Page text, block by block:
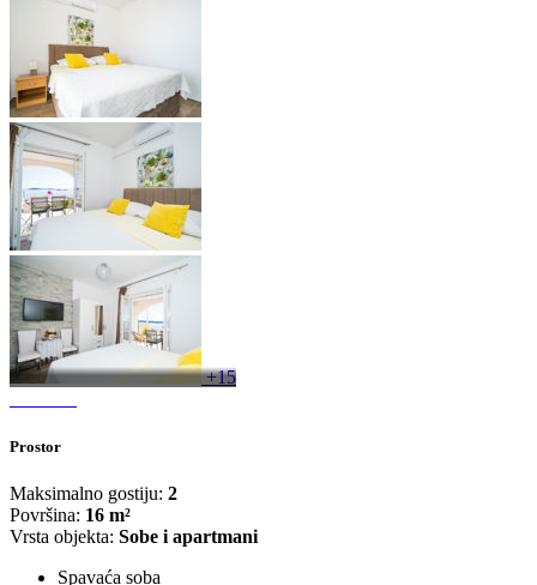
+15
Prostor
Maksimalno gostiju: 2
Površina: 16 m²
Vrsta objekta: Sobe i apartmani
Spavaća soba